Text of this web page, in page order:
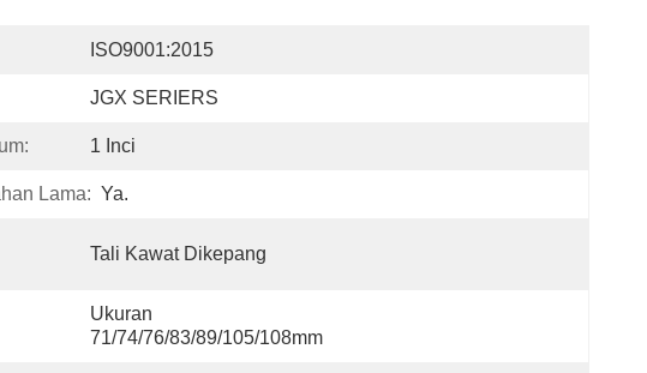
ISO9001:2015
JGX SERIERS
1 Inci
Lama: Ya.
Tali Kawat Dikepang
Ukuran
71/74/76/83/89/105/108mm